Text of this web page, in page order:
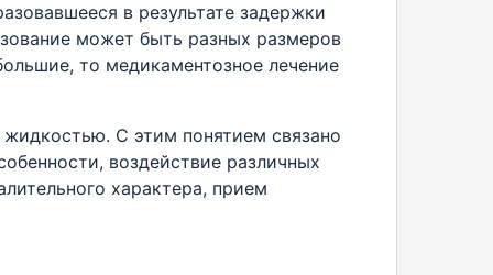
в результате задержки
может быть разных размеров
то медикаментозное лечение
С этим понятием связано
воздействие различных
характера, прием